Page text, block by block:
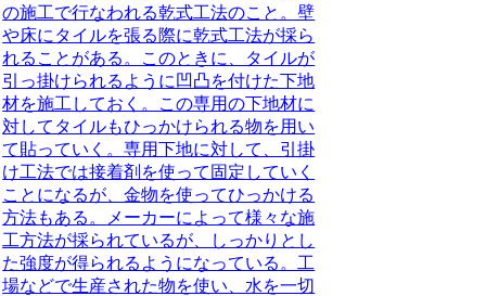
の施工で行なわれる乾式工法のこと。壁
や床にタイルを張る際に乾式工法が採ら
れることがある。このときに、タイルが
引っ掛けられるように凹凸を付けた下地
材を施工しておく。この専用の下地材に
対してタイルもひっかけられる物を用い
て貼っていく。専用下地に対して、引掛
け工法では接着剤を使って固定していく
ことになるが、金物を使ってひっかける
方法もある。
メーカーによって様々な施
工方法が採られているが、しっかりとし
た強度が得られるようになっている。工
場などで生産された物を使い、水を一切